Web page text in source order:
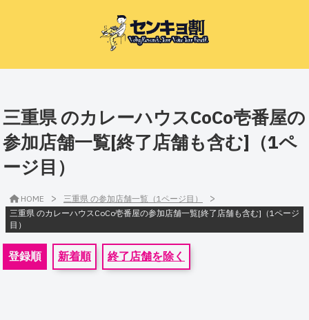
三重県 のカレーハウスCoCo壱番屋の
参加店舗一覧[終了店舗も含む]（1ペ
ージ目）
HOME > 三重県 の参加店舗一覧（1ページ目） >
三重県 のカレーハウスCoCo壱番屋の参加店舗一覧[終了店舗も含む]（1ページ
目）
登録順 新着順 終了店舗を除く